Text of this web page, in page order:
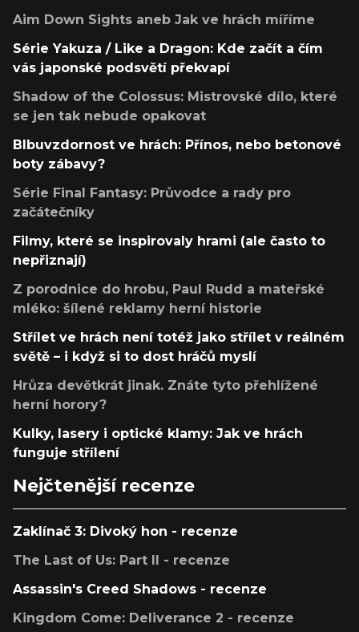
Aim Down Sights aneb Jak ve hrách míříme
Série Yakuza / Like a Dragon: Kde začít a čím
vás japonské podsvětí překvapí
Shadow of the Colossus: Mistrovské dílo, které
se jen tak nebude opakovat
Blbuvzdornost ve hrách: Přínos, nebo betonové
boty zábavy?
Série Final Fantasy: Průvodce a rady pro
začátečníky
Filmy, které se inspirovaly hrami (ale často to
nepřiznají)
Z porodnice do hrobu, Paul Rudd a mateřské
mléko: šílené reklamy herní historie
Střílet ve hrách není totéž jako střílet v reálném
světě – i když si to dost hráčů myslí
Hrůza devětkrát jinak. Znáte tyto přehlížené
herní horory?
Kulky, lasery i optické klamy: Jak ve hrách
funguje střílení
Nejčtenější recenze
Zaklínač 3: Divoký hon - recenze
The Last of Us: Part II - recenze
Assassin's Creed Shadows - recenze
Kingdom Come: Deliverance 2 - recenze